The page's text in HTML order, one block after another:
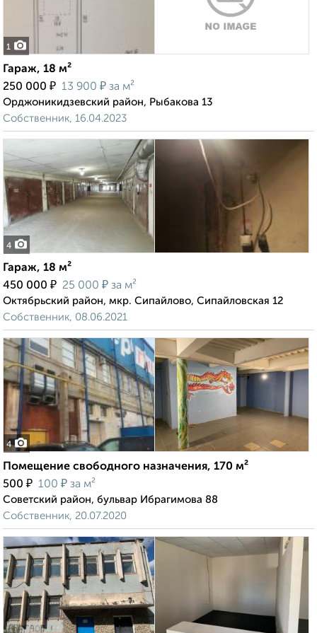
1
Гараж, 18 м²
250 000 ₽ 13 900 ₽ за м²
Орджоникидзевский район, Рыбакова 13
Собственник, 16.04.2023
4
Гараж, 18 м²
450 000 ₽ 25 000 ₽ за м²
Октябрьский район, мкр. Сипайлово, Сипайловская 12
Собственник, 08.06.2021
4
Помещение свободного назначения, 170 м²
500 ₽ 100 ₽ за м²
Советский район, бульвар Ибрагимова 88
Собственник, 20.07.2020